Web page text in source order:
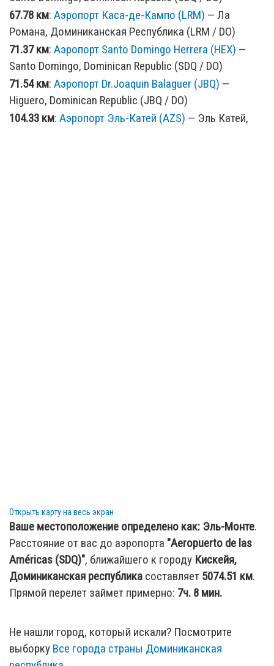
67.78 км: Аэропорт Каса-де-Кампо (LRM) — Ла
Романа, Доминиканская Республика (LRM / DO)
71.37 км: Аэропорт Santo Domingo Herrera (HEX) —
Santo Domingo, Dominican Republic (SDQ / DO)
71.54 км: Аэропорт Dr.Joaquin Balaguer (JBQ) —
Higuero, Dominican Republic (JBQ / DO)
104.33 км: Аэропорт Эль-Катей (AZS) — Эль Катей,
Открыть карту на весь экран
Ваше местоположение определено как: Эль-Монте.
Расстояние от вас до аэропорта "Aeropuerto de las
Américas (SDQ)", ближайшего к городу Кискейя,
Доминиканская республика составляет 5074.51 км.
Прямой перелет займет примерно: 7ч. 8 мин.
Не нашли город, который искали? Посмотрите
выборку Все города страны Доминиканская